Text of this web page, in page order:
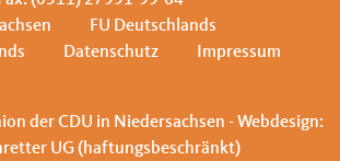
FU Deutschlands
Datenschutz Impressum
der CDU in Niedersachsen - Webdesign:
UG (haftungsbeschränkt)